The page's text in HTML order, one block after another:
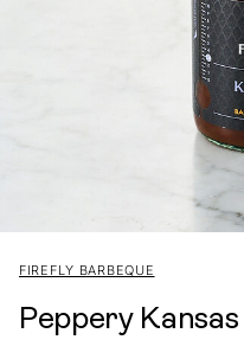
FIREFLY BARBEQUE
Peppery